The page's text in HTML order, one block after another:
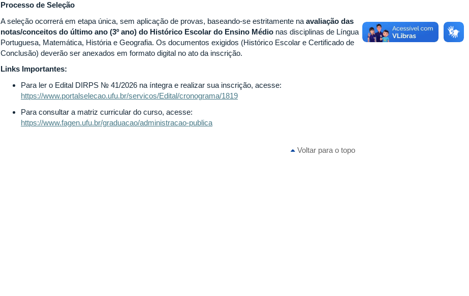
Processo de Seleção
A seleção ocorrerá em etapa única, sem aplicação de provas, baseando-se estritamente na avaliação das
notas/conceitos do último ano (3º ano) do Histórico Escolar do Ensino Médio nas disciplinas de Língua
Portuguesa, Matemática, História e Geografia. Os documentos exigidos (Histórico Escolar e Certificado de
Conclusão) deverão ser anexados em formato digital no ato da inscrição.
Links Importantes:
Para ler o Edital DIRPS № 41/2026 na íntegra e realizar sua inscrição, acesse:
https://www.portalselecao.ufu.br/servicos/Edital/cronograma/1819
Para consultar a matriz curricular do curso, acesse:
https://www.fagen.ufu.br/graduacao/administracao-publica
Voltar para o topo